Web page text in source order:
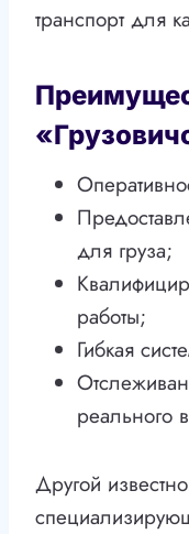
транспорт для
для груза;
работы;
Гибкая
реального
Другой